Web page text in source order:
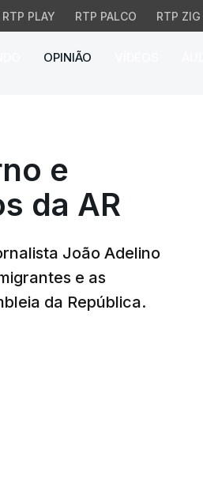
RTP PLAY RTP PALCO RTP ZIG
OPINIÃO
eleição de
e
da AR
João Adelino
e as
da República.